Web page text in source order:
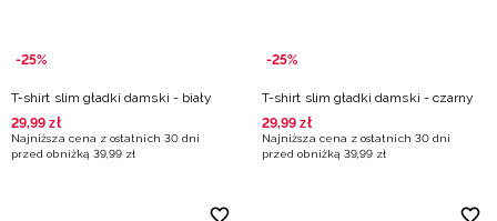
-25%
T-shirt slim gładki damski - biały
29,99 zł
Najniższa cena z ostatnich 30 dni
przed obniżką 39,99 zł
-25%
T-shirt slim gładki damski - czarny
29,99 zł
Najniższa cena z ostatnich 30 dni
przed obniżką 39,99 zł